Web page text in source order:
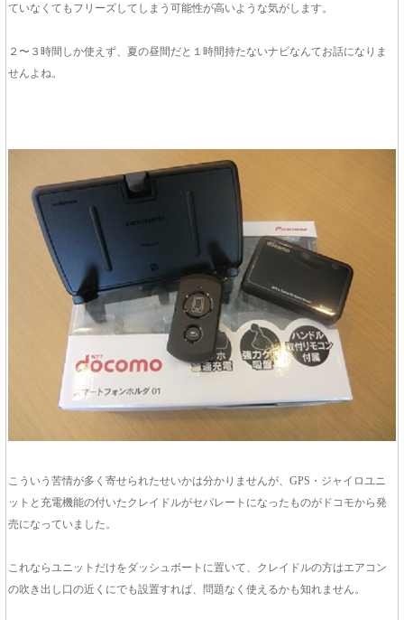
ていなくてもフリーズしてしまう可能性が高いような気がします。
２〜３時間しか使えず、夏の昼間だと１時間持たないナビなんてお話になりま
せんよね。
こういう苦情が多く寄せられたせいかは分かりませんが、GPS・ジャイロユニ
ットと充電機能の付いたクレイドルがセパレートになったものがドコモから発
売になっていました。
これならユニットだけをダッシュボートに置いて、クレイドルの方はエアコン
の吹き出し口の近くにでも設置すれば、問題なく使えるかも知れません。